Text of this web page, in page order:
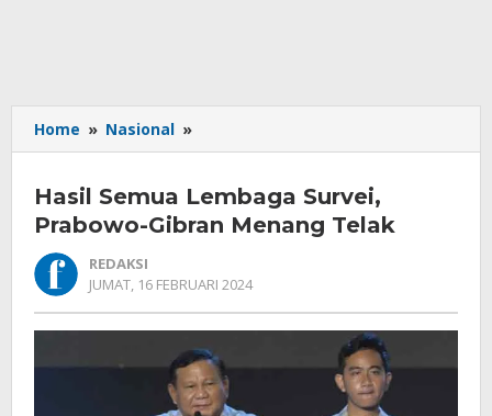
Home » Nasional »
Semua
Survei,
Prabowo-
Telak
Hasil Semua Lembaga Survei,
Prabowo-Gibran Menang Telak
REDAKSI
JUMAT, 16 FEBRUARI 2024